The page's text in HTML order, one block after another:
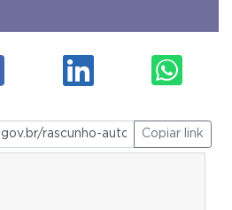
Copiar link